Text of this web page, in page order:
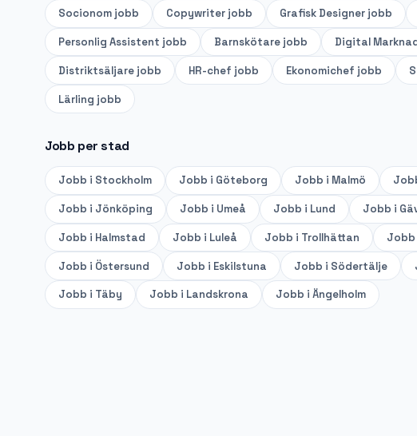
Socionom jobb Copywriter jobb Grafisk Designer jobb
Personlig Assistent jobb Barnskötare jobb Digital
Distriktsäljare jobb HR-chef jobb Ekonomichef jobb
Lärling jobb
Jobb per stad
Jobb i Stockholm Jobb i Göteborg Jobb i Malmö
Jobb i Jönköping Jobb i Umeå Jobb i Lund Jobb i
Jobb i Halmstad Jobb i Luleå Jobb i Trollhättan Jobb
Jobb i Östersund Jobb i Eskilstuna Jobb i Södertälje
Jobb i Täby Jobb i Landskrona Jobb i Ängelholm